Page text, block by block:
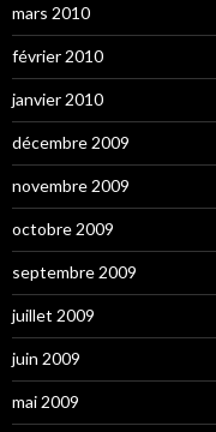
mars 2010
février 2010
janvier 2010
décembre 2009
novembre 2009
octobre 2009
septembre 2009
juillet 2009
juin 2009
mai 2009